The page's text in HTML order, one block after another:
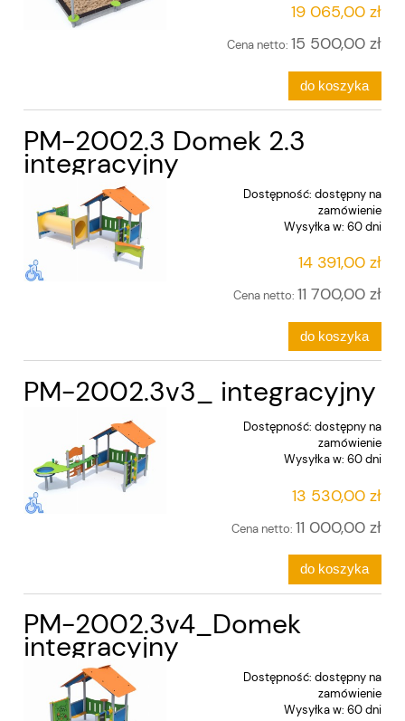
19 065,00 zł
Cena netto: 15 500,00 zł
do koszyka
PM-2002.3 Domek 2.3
integracyjny
Dostępność: dostępny na
zamówienie
Wysyłka w: 60 dni
14 391,00 zł
Cena netto: 11 700,00 zł
do koszyka
PM-2002.3v3_ integracyjny
Dostępność: dostępny na
zamówienie
Wysyłka w: 60 dni
13 530,00 zł
Cena netto: 11 000,00 zł
do koszyka
PM-2002.3v4_Domek
integracyjny
Dostępność: dostępny na
zamówienie
Wysyłka w: 60 dni